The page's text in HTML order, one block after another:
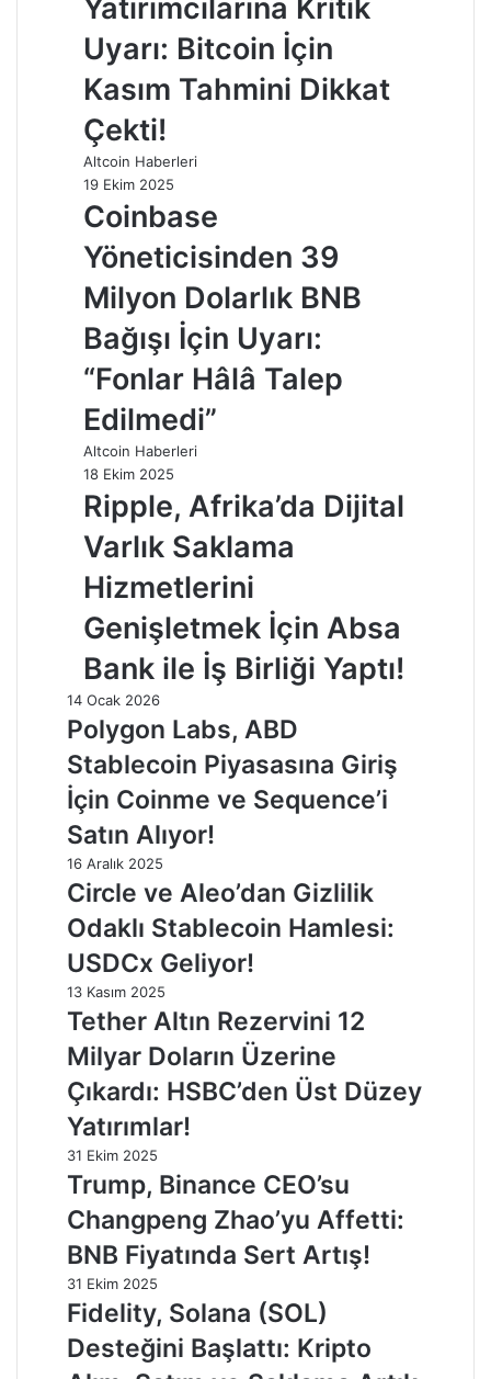
Yatırımcılarına Kritik
Uyarı: Bitcoin İçin
Kasım Tahmini Dikkat
Çekti!
Altcoin Haberleri
19 Ekim 2025
Coinbase
Yöneticisinden 39
Milyon Dolarlık BNB
Bağışı İçin Uyarı:
“Fonlar Hâlâ Talep
Edilmedi”
Altcoin Haberleri
18 Ekim 2025
Ripple, Afrika’da Dijital
Varlık Saklama
Hizmetlerini
Genişletmek İçin Absa
Bank ile İş Birliği Yaptı!
14 Ocak 2026
Polygon Labs, ABD
Stablecoin Piyasasına Giriş
İçin Coinme ve Sequence’i
Satın Alıyor!
16 Aralık 2025
Circle ve Aleo’dan Gizlilik
Odaklı Stablecoin Hamlesi:
USDCx Geliyor!
13 Kasım 2025
Tether Altın Rezervini 12
Milyar Doların Üzerine
Çıkardı: HSBC’den Üst Düzey
Yatırımlar!
31 Ekim 2025
Trump, Binance CEO’su
Changpeng Zhao’yu Affetti:
BNB Fiyatında Sert Artış!
31 Ekim 2025
Fidelity, Solana (SOL)
Desteğini Başlattı: Kripto